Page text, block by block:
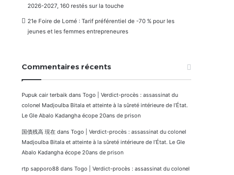
2026-2027, 160 restés sur la touche
21e Foire de Lomé : Tarif préférentiel de -70 % pour les
jeunes et les femmes entrepreneures
Commentaires récents
Pupuk cair terbaik dans Togo | Verdict-procès : assassinat du
colonel Madjoulba Bitala et atteinte à la sûreté intérieure de l’État.
Le Gle Abalo Kadangha écope 20ans de prison
国債残高 現在 dans Togo | Verdict-procès : assassinat du colonel
Madjoulba Bitala et atteinte à la sûreté intérieure de l’État. Le Gle
Abalo Kadangha écope 20ans de prison
rtp sapporo88 dans Togo | Verdict-procès : assassinat du colonel